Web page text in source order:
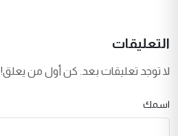
التعليقات
لا توجد تعليقات بعد. كن أول من يعلق!
اسمك